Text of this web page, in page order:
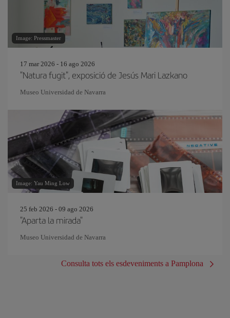
Image: Pressmaster
17 mar 2026 - 16 ago 2026
"Natura fugit", exposició de Jesús Mari Lazkano
Museo Universidad de Navarra
Image: Yau Ming Low
25 feb 2026 - 09 ago 2026
"Aparta la mirada"
Museo Universidad de Navarra
Consulta tots els esdeveniments a Pamplona